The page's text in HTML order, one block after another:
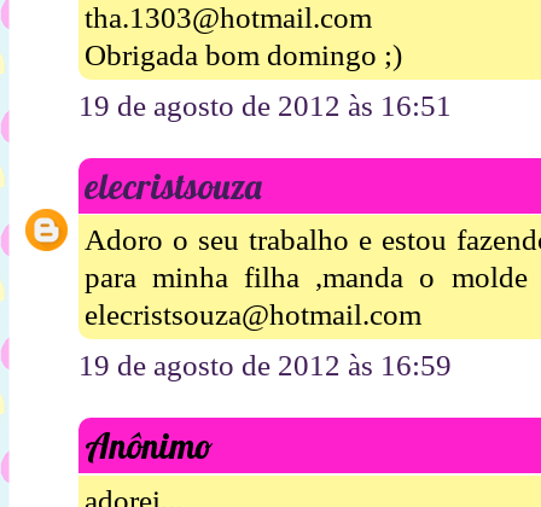
tha.1303@hotmail.com
Obrigada bom domingo ;)
19 de agosto de 2012 às 16:51
elecristsouza
Adoro o seu trabalho e estou
para minha filha ,manda o molde
elecristsouza@hotmail.com
19 de agosto de 2012 às 16:59
Anônimo
adorei...